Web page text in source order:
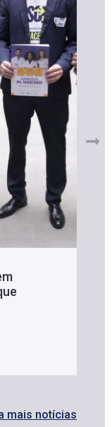
mais notícias